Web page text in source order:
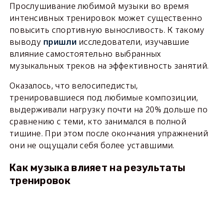
Прослушивание любимой музыки во время
интенсивных тренировок может существенно
повысить спортивную выносливость. К такому
выводу пришли исследователи, изучавшие
влияние самостоятельно выбранных
музыкальных треков на эффективность занятий.
Оказалось, что велосипедисты,
тренировавшиеся под любимые композиции,
выдерживали нагрузку почти на 20% дольше по
сравнению с теми, кто занимался в полной
тишине. При этом после окончания упражнений
они не ощущали себя более уставшими.
Как музыка влияет на результаты
тренировок